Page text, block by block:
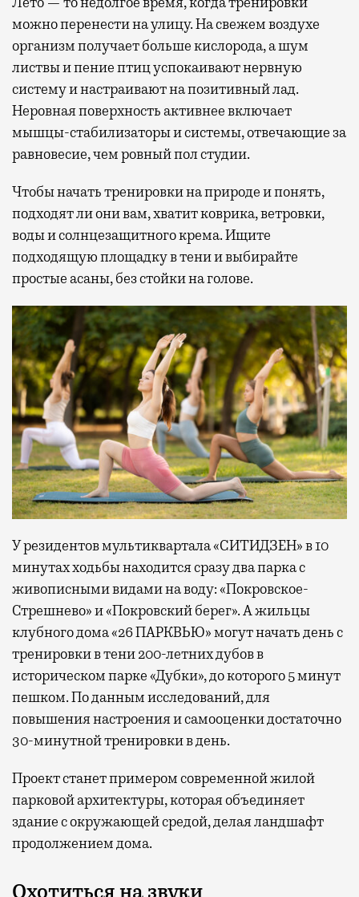
можно перенести на улицу. На свежем воздухе
организм получает больше кислорода, а шум
листвы и пение птиц успокаивают нервную
систему и настраивают на позитивный лад.
Неровная поверхность активнее включает
мышцы-стабилизаторы и системы, отвечающие за
равновесие, чем ровный пол студии.
Чтобы начать тренировки на природе и понять,
подходят ли они вам, хватит коврика, ветровки,
воды и солнцезащитного крема. Ищите
подходящую площадку в тени и выбирайте
простые асаны, без стойки на голове.
У резидентов мультиквартала «СИТИДЗЕН» в 10
минутах ходьбы находится сразу два парка с
живописными видами на воду: «Покровское-
Стрешнево» и «Покровский берег». А жильцы
клубного дома «26 ПАРКВЬЮ» могут начать день с
тренировки в тени 200-летних дубов в
историческом парке «Дубки», до которого 5 минут
пешком. По данным исследований, для
повышения настроения и самооценки достаточно
30-минутной тренировки в день.
Проект станет примером современной жилой
парковой архитектуры, которая объединяет
здание с окружающей средой, делая ландшафт
продолжением дома.